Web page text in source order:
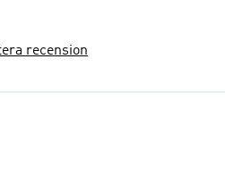
recension